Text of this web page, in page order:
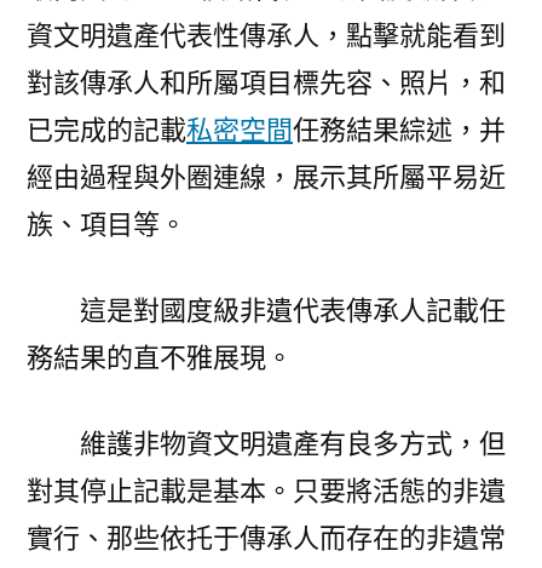
資文明遺產代表性傳承人，點擊就能看到
對該傳承人和所屬項目標先容、照片，和
已完成的記載私密空間任務結果綜述，并
經由過程與外圈連線，展示其所屬平易近
族、項目等。
這是對國度級非遺代表傳承人記載任
務結果的直不雅展現。
維護非物資文明遺產有良多方式，但
對其停止記載是基本。只要將活態的非遺
實行、那些依托于傳承人而存在的非遺常